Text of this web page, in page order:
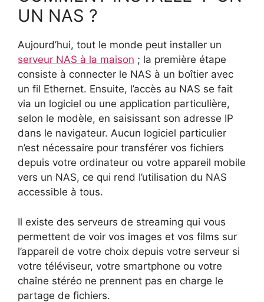
UN NAS ?
Aujourd’hui, tout le monde peut installer un
serveur NAS à la maison ; la première étape
consiste à connecter le NAS à un boîtier avec
un fil Ethernet. Ensuite, l’accès au NAS se fait
via un logiciel ou une application particulière,
selon le modèle, en saisissant son adresse IP
dans le navigateur. Aucun logiciel particulier
n’est nécessaire pour transférer vos fichiers
depuis votre ordinateur ou votre appareil mobile
vers un NAS, ce qui rend l’utilisation du NAS
accessible à tous.
Il existe des serveurs de streaming qui vous
permettent de voir vos images et vos films sur
l’appareil de votre choix depuis votre serveur si
votre téléviseur, votre smartphone ou votre
chaîne stéréo ne prennent pas en charge le
partage de fichiers.